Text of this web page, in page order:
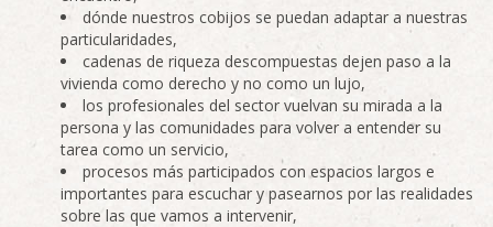
dónde nuestros cobijos se puedan adaptar a nuestras
particularidades,
cadenas de riqueza descompuestas dejen paso a la
vivienda como derecho y no como un lujo,
los profesionales del sector vuelvan su mirada a la
persona y las comunidades para volver a entender su
tarea como un servicio,
procesos más participados con espacios largos e
importantes para escuchar y pasearnos por las realidades
sobre las que vamos a intervenir,